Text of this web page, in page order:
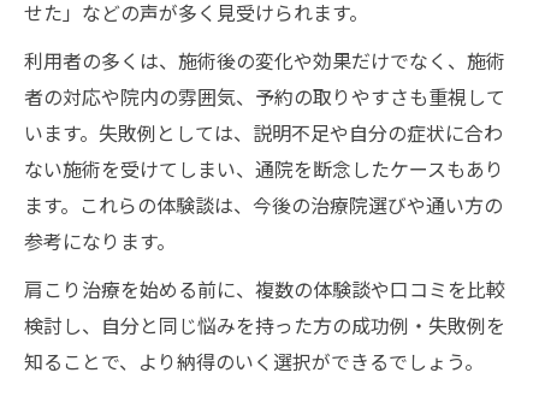
せた」などの声が多く見受けられます。
利用者の多くは、施術後の変化や効果だけでなく、施術
者の対応や院内の雰囲気、予約の取りやすさも重視して
います。失敗例としては、説明不足や自分の症状に合わ
ない施術を受けてしまい、通院を断念したケースもあり
ます。これらの体験談は、今後の治療院選びや通い方の
参考になります。
肩こり治療を始める前に、複数の体験談や口コミを比較
検討し、自分と同じ悩みを持った方の成功例・失敗例を
知ることで、より納得のいく選択ができるでしょう。